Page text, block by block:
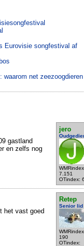
Eurovisie songfestival af
waarom net
jero
7.151
OTindex:
gastland
en zelfs nog
Retep
Senior lid
190
OTindex:
het vast goed